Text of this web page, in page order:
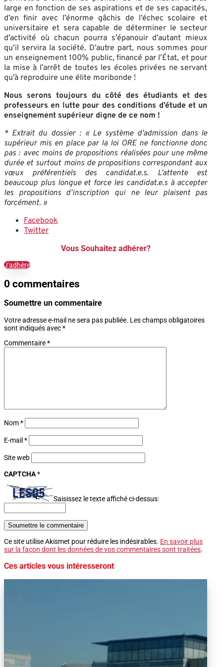
large en fonction de ses aspirations et de ses capacités,
d’en finir avec l’énorme gâchis de l’échec scolaire et
universitaire et sera capable de déterminer le secteur
d’activité où chacun pourra s’épanouir d’autant mieux
qu’il servira la société. D’autre part, nous sommes pour
un enseignement 100% public, financé par l’État, et pour
la mise à l’arrêt de toutes les écoles privées ne servant
qu’à reproduire une élite moribonde !
Nous serons toujours du côté des étudiants et des
professeurs en lutte pour des conditions d’étude et un
enseignement supérieur digne de ce nom !
* Extrait du dossier : « Le système d’admission dans le
supérieur mis en place par la loi ORE ne fonctionne donc
pas : avec moins de propositions réalisées pour une même
durée et surtout moins de propositions correspondant aux
vœux préférentiels des candidat.e.s. L’attente est
beaucoup plus longue et force les candidat.e.s à accepter
les propositions d’inscription qui ne leur plaisent pas
forcément. »
Facebook
Twitter
Vous Souhaitez adhérer?
J'adhère
0 commentaires
Soumettre un commentaire
Votre adresse e-mail ne sera pas publiée. Les champs obligatoires
sont indiqués avec*
Commentaire*
Nom*
E-mail *
Site web
CAPTCHA*
Saisissez le texte affiché ci-dessus:
Soumettre le commentaire
Ce site utilise Akismet pour réduire les indésirables. En savoir plus
sur la façon dont les données de vos commentaires sont traitées.
Ces articles vous intéresseront